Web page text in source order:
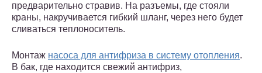
предварительно стравив. На разъемы, где стояли
краны, накручивается гибкий шланг, через него будет
сливаться теплоноситель.
Монтаж насоса для антифриза в систему отопления.
В бак, где находится свежий антифриз,